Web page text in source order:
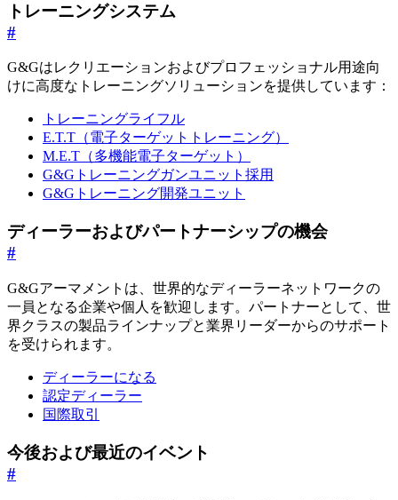
トレーニングシステム
#
G&Gはレクリエーションおよびプロフェッショナル用途向
けに高度なトレーニングソリューションを提供しています：
トレーニングライフル
E.T.T（電子ターゲットトレーニング）
M.E.T（多機能電子ターゲット）
G&Gトレーニングガンユニット採用
G&Gトレーニング開発ユニット
ディーラーおよびパートナーシップの機会
#
G&Gアーマメントは、世界的なディーラーネットワークの
一員となる企業や個人を歓迎します。パートナーとして、世
界クラスの製品ラインナップと業界リーダーからのサポート
を受けられます。
ディーラーになる
認定ディーラー
国際取引
今後および最近のイベント
#